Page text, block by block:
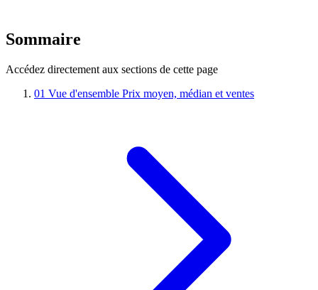
Sommaire
Accédez directement aux sections de cette page
01 Vue d'ensemble Prix moyen, médian et ventes